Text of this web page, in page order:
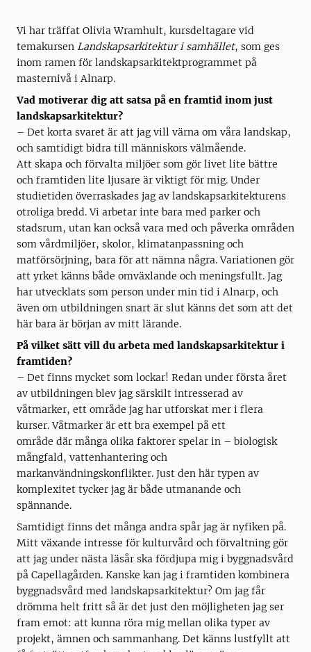
Vi har träffat Olivia Wramhult, kursdeltagare vid
temakursen Landskapsarkitektur i samhället, som ges
inom ramen för landskapsarkitektprogrammet på
masternivå i Alnarp.
Vad motiverar dig att satsa på en framtid inom just
landskapsarkitektur?
– Det korta svaret är att jag vill värna om våra landskap,
och samtidigt bidra till människors välmående.
Att skapa och förvalta miljöer som gör livet lite bättre
och framtiden lite ljusare är viktigt för mig. Under
studietiden överraskades jag av landskapsarkitekturens
otroliga bredd. Vi arbetar inte bara med parker och
stadsrum, utan kan också vara med och påverka områden
som vårdmiljöer, skolor, klimatanpassning och
matförsörjning, bara för att nämna några. Variationen gör
att yrket känns både omväxlande och meningsfullt. Jag
har utvecklats som person under min tid i Alnarp, och
även om utbildningen snart är slut känns det som att det
här bara är början av mitt lärande.
På vilket sätt vill du arbeta med landskapsarkitektur i
framtiden?
– Det finns mycket som lockar! Redan under första året
av utbildningen blev jag särskilt intresserad av
våtmarker, ett område jag har utforskat mer i flera
kurser. Våtmarker är ett bra exempel på ett
område där många olika faktorer spelar in – biologisk
mångfald, vattenhantering och
markanvändningskonflikter. Just den här typen av
komplexitet tycker jag är både utmanande och
spännande.
Samtidigt finns det många andra spår jag är nyfiken på.
Mitt växande intresse för kulturvård och förvaltning gör
att jag under nästa läsår ska fördjupa mig i byggnadsvård
på Capellagården. Kanske kan jag i framtiden kombinera
byggnadsvård med landskapsarkitektur? Om jag får
drömma helt fritt så är det just den möjligheten jag ser
fram emot: att kunna röra mig mellan olika typer av
projekt, ämnen och sammanhang. Det känns lustfyllt att